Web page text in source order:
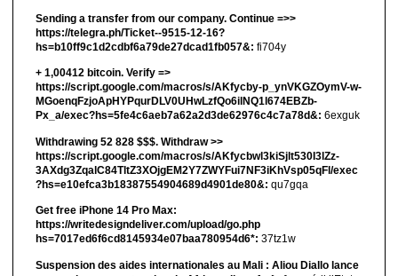
Sending a transfer from our company. Continue =>>
https://telegra.ph/Ticket--9515-12-16?
hs=b10ff9c1d2cdbf6a79de27dcad1fb057&: fi704y
+ 1,00412 bitсоin. Verify =>
https://script.google.com/macros/s/AKfycby-p_ynVKGZOymV-w-
MGoenqFzjoApHYPqurDLV0UHwLzfQo6ilNQ1l674EBZb-
Px_a/exec?hs=5fe4c6aeb7a62a2d3de62976c4c7a78d&: 6exguk
Withdrawing 52 828 $$$. Withdrаw >>
https://script.google.com/macros/s/AKfycbwl3kiSjlt530I3lZz-
3AXdg3ZqalC84TltZ3XOjgEM2Y7ZWYFui7NF3iKhVsp05qFl/exec
?hs=e10efca3b18387554904689d4901de80&: qu7gqa
Get free iPhone 14 Pro Max:
https://writedesigndeliver.com/upload/go.php
hs=7017ed6f6cd8145934e07baa780954d6*: 37tz1w
Suspension des aides internationales au Mali : Aliou Diallo lance